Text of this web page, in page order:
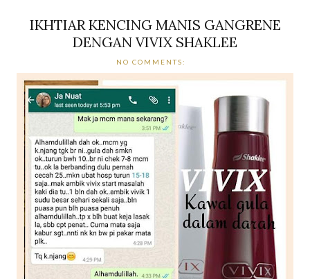
IKHTIAR KENCING MANIS GANGRENE
DENGAN VIVIX SHAKLEE
NO COMMENTS: